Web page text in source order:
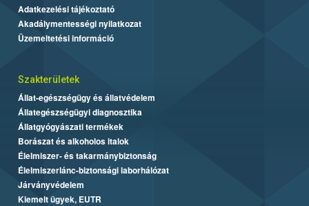
Adatkezelési tájékoztató
Akadálymentességi nyilatkozat
Üzemeltetési információ
Szakterületek
Állat-egészségügy és állatvédelem
Állategészségügyi diagnosztika
Állatgyógyászati termékek
Borászat és alkoholos italok
Élelmiszer- és takarmánybiztonság
Élelmiszerlánc-biztonsági laborhálózat
Járványvédelem
Kiemelt ügyek, EUTR